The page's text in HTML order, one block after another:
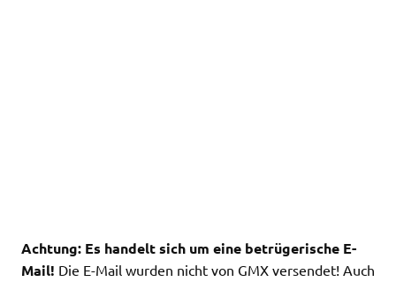
Achtung: Es handelt sich um eine betrügerische E-
Mail! Die E-Mail wurden nicht von GMX versendet! Auch